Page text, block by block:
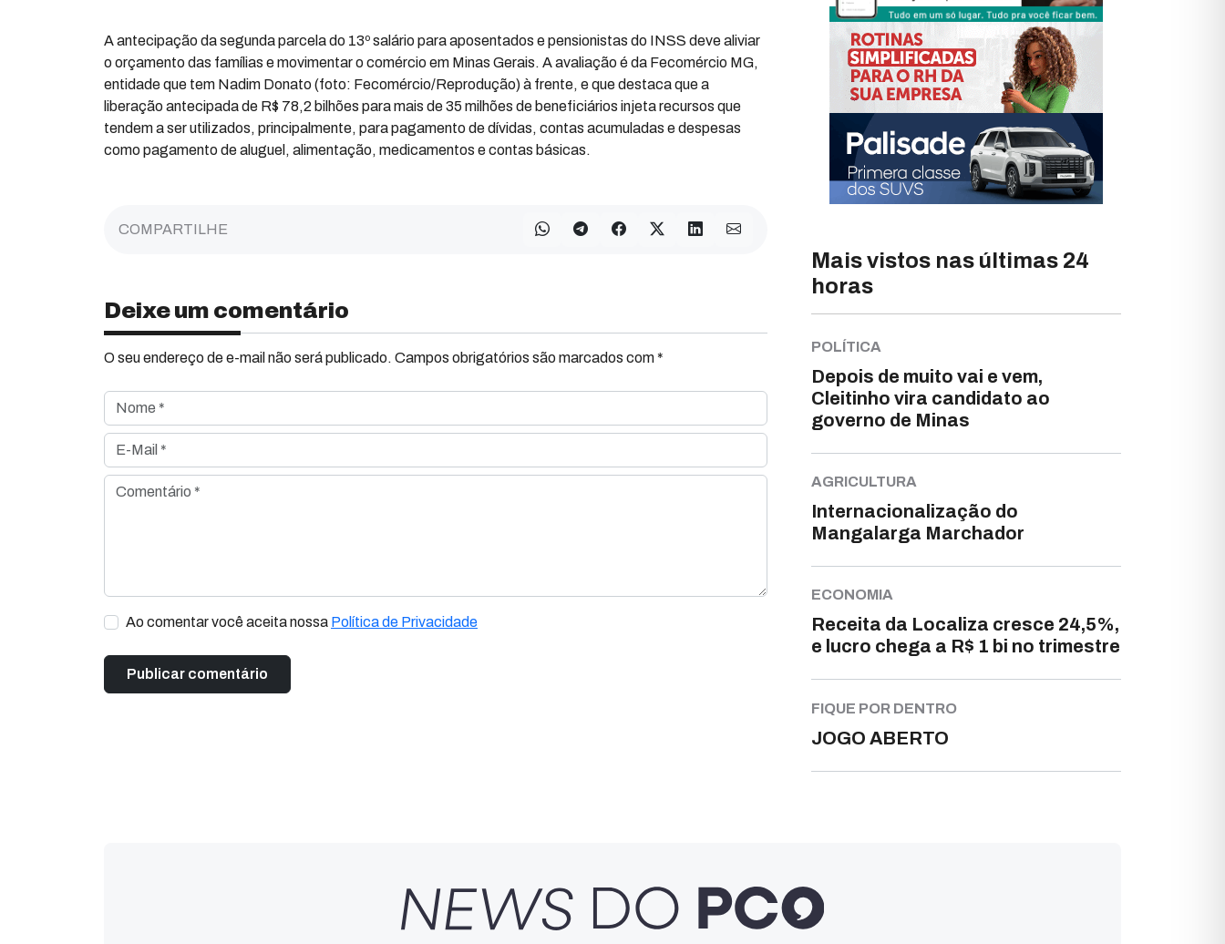
A antecipação da segunda parcela do 13º salário para aposentados e pensionistas do INSS deve aliviar
o orçamento das famílias e movimentar o comércio em Minas Gerais. A avaliação é da Fecomércio MG,
entidade que tem Nadim Donato (foto: Fecomércio/Reprodução) à frente, e que destaca que a
liberação antecipada de R$ 78,2 bilhões para mais de 35 milhões de beneficiários injeta recursos que
tendem a ser utilizados, principalmente, para pagamento de dívidas, contas acumuladas e despesas
como pagamento de aluguel, alimentação, medicamentos e contas básicas.
COMPARTILHE
Deixe um comentário
O seu endereço de e-mail não será publicado. Campos obrigatórios são marcados com *
Nome *
E-Mail *
Comentário *
Ao comentar você aceita nossa Política de Privacidade
Mais vistos nas últimas 24
horas
POLÍTICA
Depois de muito vai e vem,
Cleitinho vira candidato ao
governo de Minas
AGRICULTURA
Internacionalização do
Mangalarga Marchador
ECONOMIA
Receita da Localiza cresce 24,5%,
e lucro chega a R$ 1 bi no trimestre
FIQUE POR DENTRO
JOGO ABERTO